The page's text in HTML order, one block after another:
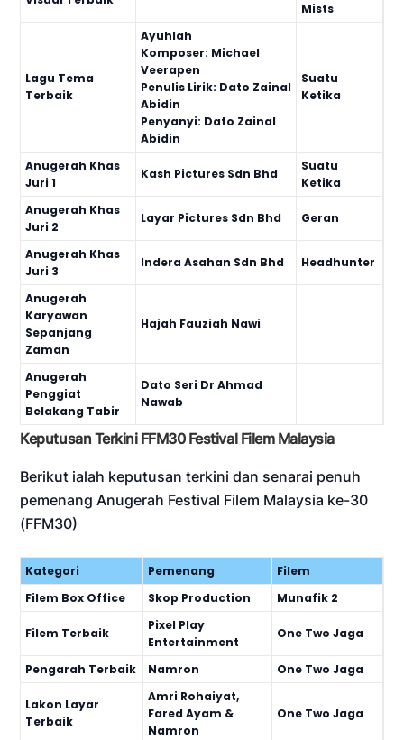
Mists
Lagu Tema
Terbaik
Ayuhlah
Komposer: Michael
Veerapen
Penulis Lirik: Dato Zainal
Abidin
Penyanyi: Dato Zainal
Abidin
Suatu
Ketika
Anugerah Khas
Juri 1
Kash Pictures Sdn Bhd
Suatu
Ketika
Anugerah Khas
Juri 2
Layar Pictures Sdn Bhd Geran
Anugerah Khas
Juri 3
Indera Asahan Sdn Bhd Headhunter
Anugerah
Karyawan
Sepanjang
Zaman
Hajah Fauziah Nawi
Anugerah
Penggiat
Belakang Tabir
Dato Seri Dr Ahmad
Nawab
Keputusan Terkini FFM30 Festival Filem Malaysia
Berikut ialah keputusan terkini dan senarai penuh
pemenang Anugerah Festival Filem Malaysia ke-30
(FFM30)
Kategori Pemenang
Filem
Filem Box Office
Skop Production Munafik 2
Filem Terbaik
Pixel Play
Entertainment
One Two Jaga
Pengarah Terbaik Namron One Two Jaga
Lakon Layar
Terbaik
Amri Rohaiyat,
Fared Ayam &
Namron
One Two Jaga